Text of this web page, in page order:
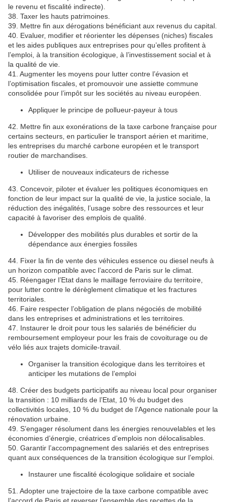
le revenu et fiscalité indirecte).
38. Taxer les hauts patrimoines.
39. Mettre fin aux dérogations bénéficiant aux revenus du capital.
40. Evaluer, modifier et réorienter les dépenses (niches) fiscales
et les aides publiques aux entreprises pour qu’elles profitent à
l’emploi, à la transition écologique, à l’investissement social et à
la qualité de vie.
41. Augmenter les moyens pour lutter contre l’évasion et
l’optimisation fiscales, et promouvoir une assiette commune
consolidée pour l’impôt sur les sociétés au niveau européen.
Appliquer le principe de pollueur-payeur à tous
42. Mettre fin aux exonérations de la taxe carbone française pour
certains secteurs, en particulier le transport aérien et maritime,
les entreprises du marché carbone européen et le transport
routier de marchandises.
Utiliser de nouveaux indicateurs de richesse
43. Concevoir, piloter et évaluer les politiques économiques en
fonction de leur impact sur la qualité de vie, la justice sociale, la
réduction des inégalités, l’usage sobre des ressources et leur
capacité à favoriser des emplois de qualité.
Développer des mobilités plus durables et sortir de la
dépendance aux énergies fossiles
44. Fixer la fin de vente des véhicules essence ou diesel neufs à
un horizon compatible avec l’accord de Paris sur le climat.
45. Réengager l’Etat dans le maillage ferroviaire du territoire,
pour lutter contre le dérèglement climatique et les fractures
territoriales.
46. Faire respecter l’obligation de plans négociés de mobilité
dans les entreprises et administrations et les territoires.
47. Instaurer le droit pour tous les salariés de bénéficier du
remboursement employeur pour les frais de covoiturage ou de
vélo liés aux trajets domicile-travail.
Organiser la transition écologique dans les territoires et
anticiper les mutations de l’emploi
48. Créer des budgets participatifs au niveau local pour organiser
la transition : 10 milliards de l’Etat, 10 % du budget des
collectivités locales, 10 % du budget de l’Agence nationale pour la
rénovation urbaine.
49. S’engager résolument dans les énergies renouvelables et les
économies d’énergie, créatrices d’emplois non délocalisables.
50. Garantir l’accompagnement des salariés et des entreprises
quant aux conséquences de la transition écologique sur l’emploi.
Instaurer une fiscalité écologique solidaire et sociale
51. Adopter une trajectoire de la taxe carbone compatible avec